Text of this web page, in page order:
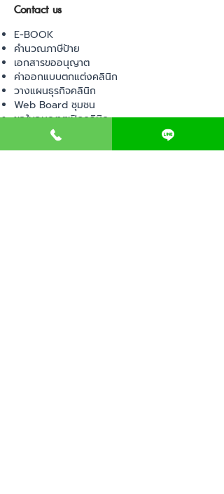
Contact us
E-BOOK
คำนวณภาษีป้าย
เอกสารขออนุญาต
ค่าออกแบบตกแต่งคลินิก
วางแผนธุรกิจคลินิก
Web Board ชุมชน
ขอใบอนุญาตเปิดคลินิก
ภาษีธุรกิจคลินิก
ตรวจสอบรายชื่อแพทย์